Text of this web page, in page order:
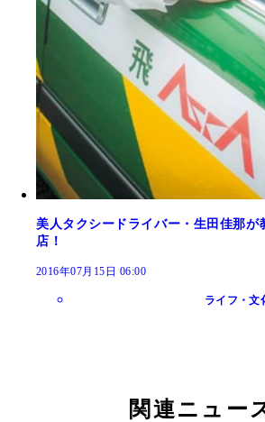
美人タクシードライバー・生田佳那が
店！
2016年07月15日 06:00
ライフ・文
関連ニュー